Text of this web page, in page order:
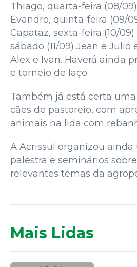
Thiago, quarta-feira (08/
Evandro, quinta-feira (09/
Capataz, sexta-feira (10/
sábado (11/09) Jean e Julio
Alex e Ivan. Haverá ainda
e torneio de laço.
Também já está certa
cães de pastoreio, com
animais na lida com
A Acrissul organizou ainda
palestra e seminários
relevantes temas da
Mais Lidas